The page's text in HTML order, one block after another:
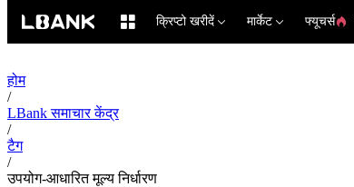
क्रिप्टो खरीदें मार्केट फ्यूचर्स
होम
/
LBank समाचार केंद्र
/
टैग
/
उपयोग-आधारित मूल्य निर्धारण